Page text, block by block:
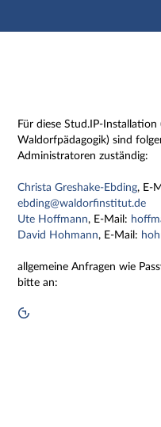
Für diese Stud.IP-
Waldorfpädagogik) sind
Administratoren zuständig:
Christa Greshake-Ebding, E-
ebding@waldorfinstitut.de
Ute Hoffmann, E-Mail:
David Hohmann, E-Mail:
allgemeine Anfragen wie
bitte an: